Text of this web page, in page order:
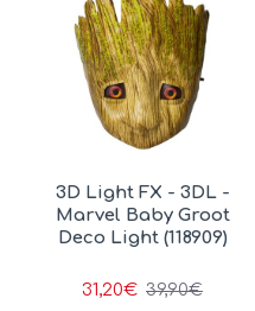
3D Light FX - 3DL -
Marvel Baby Groot
Deco Light (118909)
31,20€ 39,90€